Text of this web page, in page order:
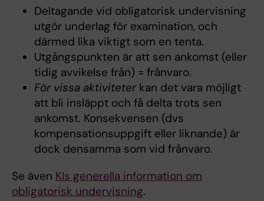
Deltagande vid obligatorisk undervisning
utgör underlag för examination, och
därmed lika viktigt som en tenta.
Utgångspunkten är att sen ankomst (eller
tidig avvikelse från) = frånvaro.
För vissa aktiviteterkan det vara möjligt
att bli insläppt och få delta trots sen
ankomst. Konsekvensen (dvs
kompensationsuppgift eller liknande) är
dock densamma som vid frånvaro.
Se även KIs generella information om
obligatorisk undervisning.